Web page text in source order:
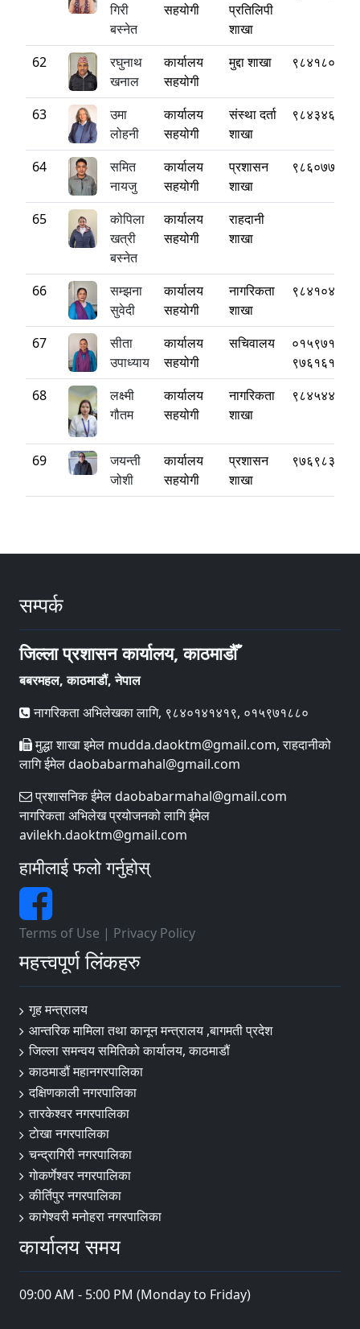
गिरी
बस्‍नेत
सहयोगी
प्रतिलिपी
शाखा
62
रघुनाथ
खनाल
कार्यालय
सहयोगी
मुद्दा शाखा
63
उमा
लोहनी
कार्यालय
सहयोगी
संस्था दर्ता
शाखा
64
समित
नायजु
कार्यालय
सहयोगी
प्रशासन
शाखा
65
कोपिला
खत्री
बस्नेत
कार्यालय
सहयोगी
राहदानी
शाखा
66
सम्झना
सुवेदी
कार्यालय
सहयोगी
नागरिकता
शाखा
67
सीता
उपाध्याय
कार्यालय
सहयोगी
सचिवालय
०१५९७१८८०
68
लक्ष्मी
गौतम
कार्यालय
सहयोगी
नागरिकता
शाखा
69
जयन्ती
जोशी
कार्यालय
सहयोगी
प्रशासन
शाखा
सम्पर्क
जिल्ला प्रशासन कार्यालय, काठमाडौँ
बबरमहल, काठमाडौं, नेपाल
नागरिकता अभिलेखका लागि, ९८४०१४१४१९, ०१५९७१८८०
मुद्धा शाखा इमेल mudda.daoktm@gmail.com, राहदानीको
लागि ईमेल daobabarmahal@gmail.com
प्रशासनिक ईमेल daobabarmahal@gmail.com
नागरिकता अभिलेख प्रयोजनको लागि ईमेल
avilekh.daoktm@gmail.com
हामीलाई फलो गर्नुहोस्
Terms of Use | Privacy Policy
महत्त्वपूर्ण लिंकहरु
गृह मन्त्रालय
आन्तरिक मामिला तथा कानून मन्त्रालय ,बागमती प्रदेश
जिल्ला समन्वय समितिको कार्यालय, काठमाडौं
काठमाडौं महानगरपालिका
दक्षिणकाली नगरपालिका
तारकेश्वर नगरपालिका
टाेखा नगरपालिका
चन्द्रागिरी नगरपालिका
गाेकर्णेश्वर नगरपालिका
कीर्तिपुर नगरपालिका
कागेश्वरी मनोहरा नगरपालिका
कार्यालय समय
09:00 AM - 5:00 PM (Monday to Friday)